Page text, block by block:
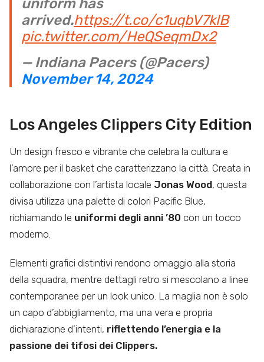
uniform has
arrived.https://t.co/c1uqbV7klB
pic.twitter.com/HeQSeqmDx2
— Indiana Pacers (@Pacers)
November 14, 2024
Los Angeles Clippers City Edition
Un design fresco e vibrante che celebra la cultura e
l’amore per il basket che caratterizzano la città. Creata in
collaborazione con l’artista locale Jonas Wood, questa
divisa utilizza una palette di colori Pacific Blue,
richiamando le uniformi degli anni ’80 con un tocco
moderno.
Elementi grafici distintivi rendono omaggio alla storia
della squadra, mentre dettagli retro si mescolano a linee
contemporanee per un look unico. La maglia non è solo
un capo d’abbigliamento, ma una vera e propria
dichiarazione d’intenti, riflettendo l’energia e la
passione dei tifosi dei Clippers.